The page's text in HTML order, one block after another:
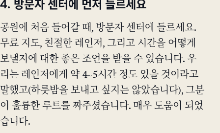
4. 방문자 센터에 먼저 들르세요
공원에 처음 들어갈 때, 방문자 센터에 들르세요.
무료 지도, 친절한 레인저, 그리고 시간을 어떻게
보낼지에 대한 좋은 조언을 받을 수 있습니다. 우
리는 레인저에게 약 4~5시간 정도 있을 것이라고
말했고(하룻밤을 보내고 싶지는 않았습니다), 그분
이 훌륭한 루트를 짜주셨습니다. 매우 도움이 되었
습니다.